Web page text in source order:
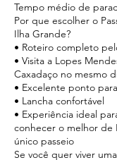
Tempo médio de
Por que escolher o
Ilha Grande?
• Roteiro completo
• Visita a Lopes
Caxadaço no mesmo
• Excelente ponto
• Lancha confortável
• Experiência ideal
conhecer o melhor de
único passeio
Se você quer viver